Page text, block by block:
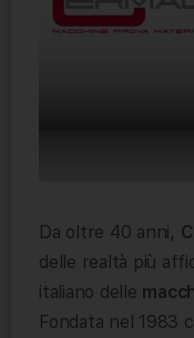
Da oltre 40 anni,
delle realtà più
italiano delle
Fondata nel 1983